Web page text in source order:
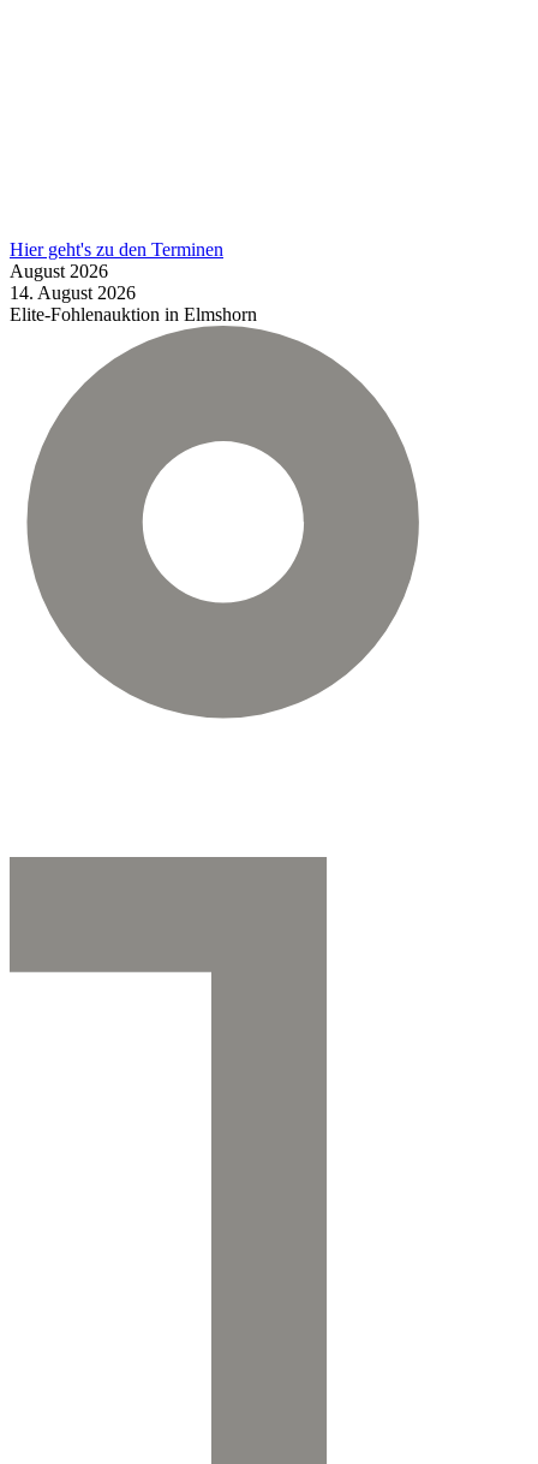
Hier geht's zu den Terminen
August 2026
14. August 2026
Elite-Fohlenauktion in Elmshorn